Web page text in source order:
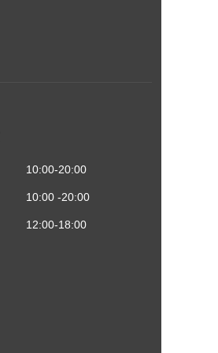
10:00-20:00
10:00 -20:00
12:00-18:00